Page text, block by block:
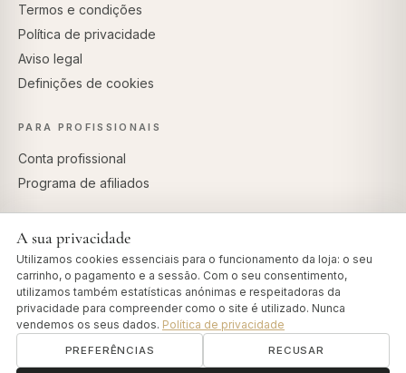
Termos e condições
Política de privacidade
Aviso legal
Definições de cookies
PARA PROFISSIONAIS
Conta profissional
Programa de afiliados
PAGAMENTOS SEGUROS
A sua privacidade
Utilizamos cookies essenciais para o funcionamento da loja: o seu
carrinho, o pagamento e a sessão. Com o seu consentimento,
utilizamos também estatísticas anónimas e respeitadoras da
privacidade para compreender como o site é utilizado. Nunca
vendemos os seus dados. Política de privacidade
PREFERÊNCIAS RECUSAR